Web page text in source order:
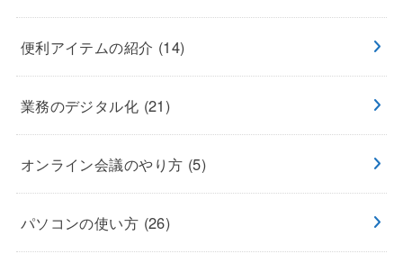
便利アイテムの紹介 (14)
業務のデジタル化 (21)
オンライン会議のやり方 (5)
パソコンの使い方 (26)